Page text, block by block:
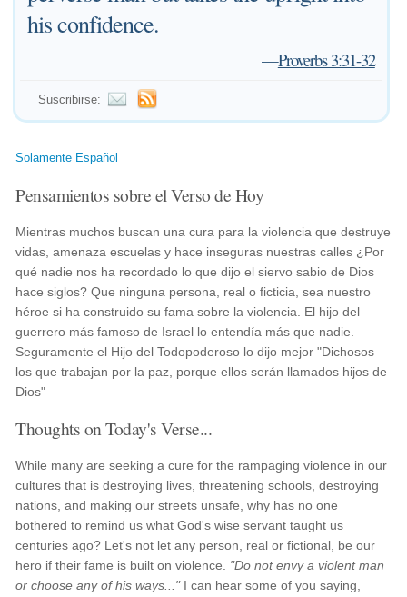
his confidence.
—Proverbs 3:31-32
Suscribirse:
Solamente Español
Pensamientos sobre el Verso de Hoy
Mientras muchos buscan una cura para la violencia que destruye
vidas, amenaza escuelas y hace inseguras nuestras calles ¿Por
qué nadie nos ha recordado lo que dijo el siervo sabio de Dios
hace siglos? Que ninguna persona, real o ficticia, sea nuestro
héroe si ha construido su fama sobre la violencia. El hijo del
guerrero más famoso de Israel lo entendía más que nadie.
Seguramente el Hijo del Todopoderoso lo dijo mejor "Dichosos
los que trabajan por la paz, porque ellos serán llamados hijos de
Dios"
Thoughts on Today's Verse...
While many are seeking a cure for the rampaging violence in our
cultures that is destroying lives, threatening schools, destroying
nations, and making our streets unsafe, why has no one
bothered to remind us what God's wise servant taught us
centuries ago? Let's not let any person, real or fictional, be our
hero if their fame is built on violence. "Do not envy a violent man
or choose any of his ways..."I can hear some of you saying,